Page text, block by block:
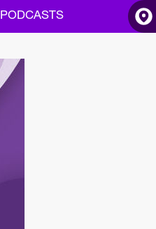
PODCASTS